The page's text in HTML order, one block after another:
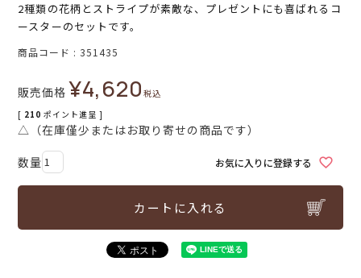
2種類の花柄とストライプが素敵な、プレゼントにも喜ばれるコ
ースターのセットです。
商品コード 351435
販売価格 ¥4,620税込
[ 210 ポイント進呈 ]
△（在庫僅少またはお取り寄せの商品です）
お気に入りに登録する
カートに入れる